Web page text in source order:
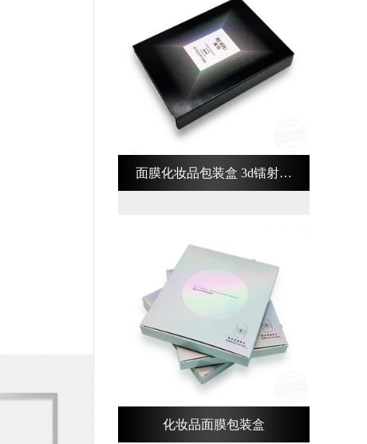
面膜化妆品包装盒 3d镭射化
化妆品面膜包装盒